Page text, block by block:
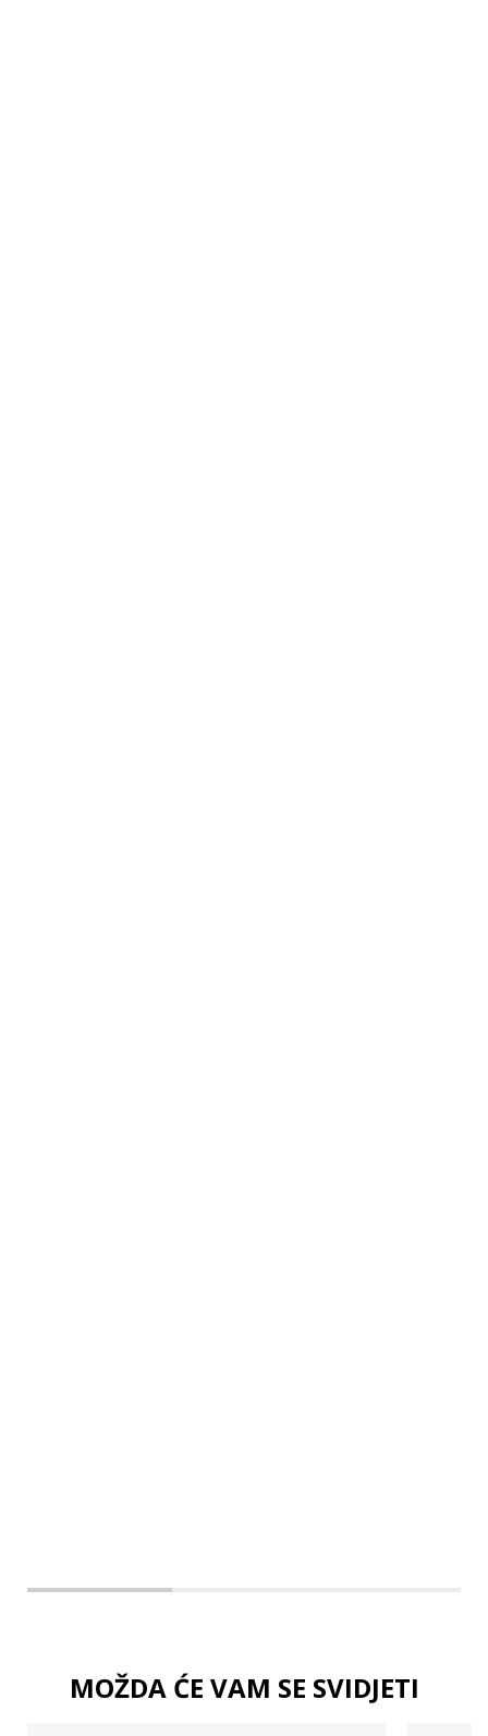
MOŽDA ĆE VAM SE SVIDJETI